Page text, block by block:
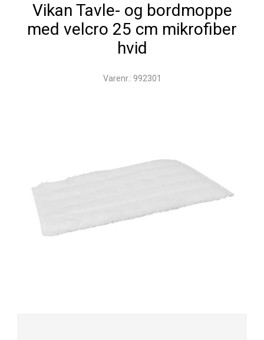
Vikan Tavle- og bordmoppe
med velcro 25 cm mikrofiber
hvid
Varenr.: 992301